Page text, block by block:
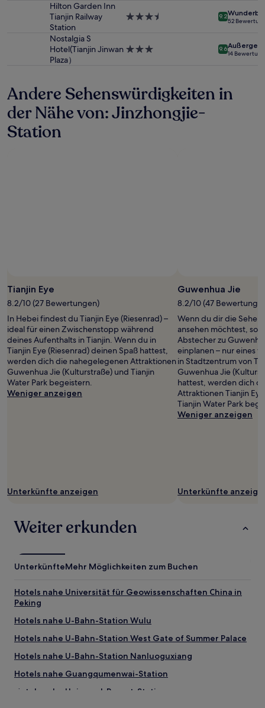
zusätzliche
Hilton Garden Inn
Tianjin Railway
Station
3.5-
9.2
52
Nostalgia S
Hotel(Tianjin Jinwan
Plaza）
3.0-
9.6
14
Andere Sehenswürdigkeiten in
der Nähe von: Jinzhongjie-
Station
Tianjin Eye
8.2/10 (27 Bewertungen)
In Hebei findest du Tianjin Eye (Riesenrad) –
ideal für einen Zwischenstopp während
deines Aufenthalts in Tianjin. Wenn du in
Tianjin Eye (Riesenrad) deinen Spaß hattest,
werden dich die nahegelegenen Attraktionen
Guwenhua Jie (Kulturstraße) und Tianjin
Water Park begeistern.
Weniger anzeigen
Unterkünfte anzeigen
Guwenhua Jie
8.2/10 (47
Wenn du dir die
ansehen möchtest,
Abstecher zu
einplanen – nur eines
in Stadtzentrum von
Guwenhua Jie
hattest, werden dich
Attraktionen Tianjin
Tianjin Water Park
Weniger anzeigen
Unterkünfte
Weiter erkunden
UnterkünfteMehr Möglichkeiten zum Buchen
Hotels nahe Universität für Geowissenschaften China in
Peking
Hotels nahe U-Bahn-Station Wulu
Hotels nahe U-Bahn-Station West Gate of Summer Palace
Hotels nahe U-Bahn-Station Nanluoguxiang
Hotels nahe Guangqumenwai-Station
Hotels nahe Universal-Resort-Station